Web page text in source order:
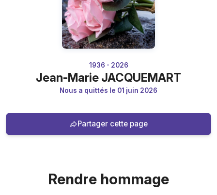
1936 - 2026
Jean-Marie JACQUEMART
Nous a quittés le 01 juin 2026
Partager cette page
Rendre hommage